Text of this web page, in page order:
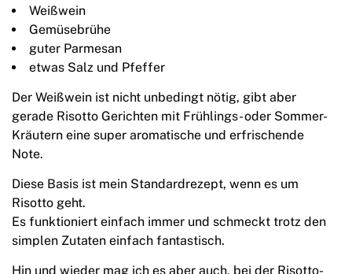
Weißwein
Gemüsebrühe
guter Parmesan
etwas Salz und Pfeffer
Der Weißwein ist nicht unbedingt nötig, gibt aber
gerade Risotto Gerichten mit Frühlings- oder Sommer-
Kräutern eine super aromatische und erfrischende
Note.
Diese Basis ist mein Standardrezept, wenn es um
Risotto geht.
Es funktioniert einfach immer und schmeckt trotz den
simplen Zutaten einfach fantastisch.
Hin und wieder mag ich es aber auch, bei der Risotto-